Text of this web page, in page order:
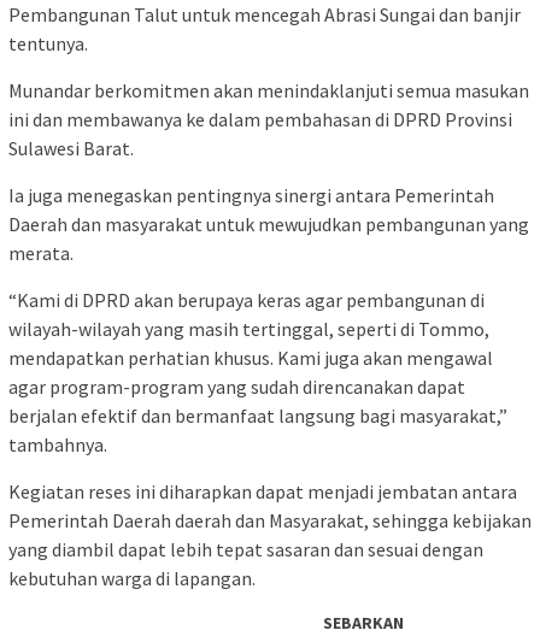
Pembangunan Talut untuk mencegah Abrasi Sungai dan banjir
tentunya.
Munandar berkomitmen akan menindaklanjuti semua masukan
ini dan membawanya ke dalam pembahasan di DPRD Provinsi
Sulawesi Barat.
Ia juga menegaskan pentingnya sinergi antara Pemerintah
Daerah dan masyarakat untuk mewujudkan pembangunan yang
merata.
“Kami di DPRD akan berupaya keras agar pembangunan di
wilayah-wilayah yang masih tertinggal, seperti di Tommo,
mendapatkan perhatian khusus. Kami juga akan mengawal
agar program-program yang sudah direncanakan dapat
berjalan efektif dan bermanfaat langsung bagi masyarakat,”
tambahnya.
Kegiatan reses ini diharapkan dapat menjadi jembatan antara
Pemerintah Daerah daerah dan Masyarakat, sehingga kebijakan
yang diambil dapat lebih tepat sasaran dan sesuai dengan
kebutuhan warga di lapangan.
SEBARKAN